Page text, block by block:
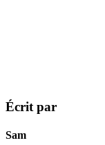
Écrit par
Sam